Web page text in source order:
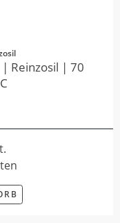
| Reinzosil | 70